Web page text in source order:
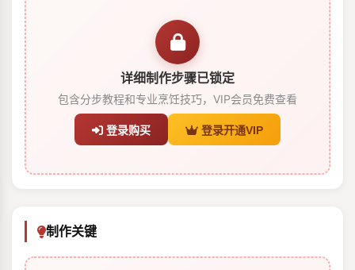
详细制作步骤已锁定
包含分步教程和专业烹饪技巧，VIP会员免费查看
登录购买 登录开通VIP
制作关键